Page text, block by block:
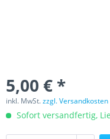
5,00 € *
inkl. MwSt.zzgl. Versandkosten
Sofort versandfertig,